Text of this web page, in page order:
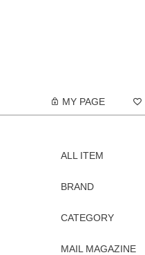
MY PAGE
ALL ITEM
BRAND
CATEGORY
MAIL MAGAZINE